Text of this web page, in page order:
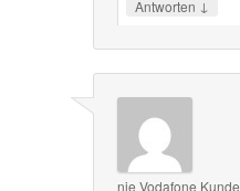
Antworten ↓
nie Vodafone Kunde